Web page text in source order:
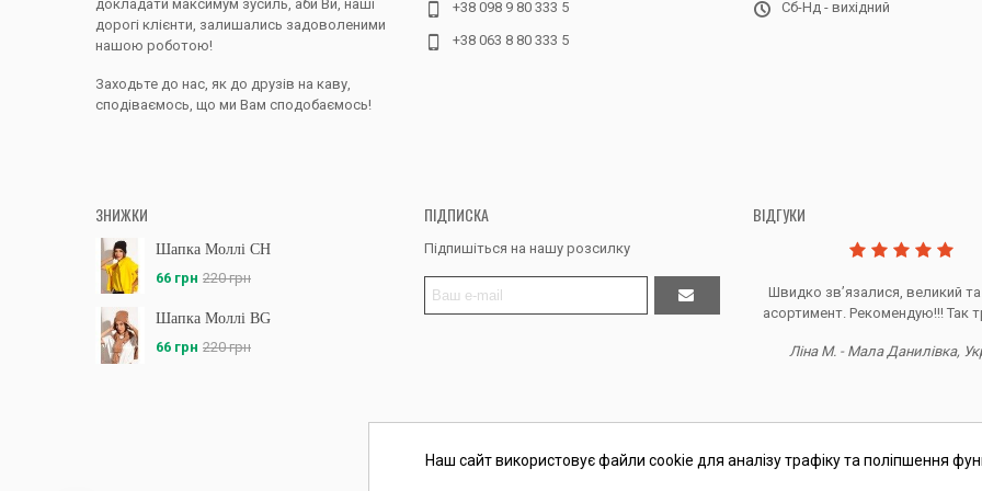
докладати максимум зусиль, аби Ви, наші
дорогі клієнти, залишались задоволеними
нашою роботою!
Заходьте до нас, як до друзів на каву,
сподіваємось, що ми Вам сподобаємось!
+38 098 9 80 333 5
+38 063 8 80 333 5
Сб-Нд - вихідний
ЗНИЖКИ
Шапка Моллі CH
66 грн 220 грн
Шапка Моллі BG
66 грн 220 грн
ПІДПИСКА
Підпишіться на нашу розсилку
ВІДГУКИ
Дякую за все, продавець супер.
Швидко звʼязалися, великий та
асортимент. Рекомендую!!! Так
Ліна М. - Мала Данилівка,
Наш сайт використовує файли cookie для аналізу трафіку та поліпшення